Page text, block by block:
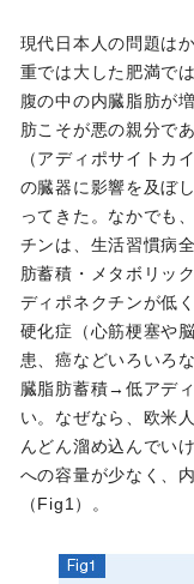
現代日本人の問題は
重では大した肥満で
腹の中の内臓脂肪が
肪こそが悪の親分で
（アディポサイトカ
の臓器に影響を及ぼ
ってきた。なかでも
チンは、生活習慣病
肪蓄積・メタボリッ
ディポネクチンが低
硬化症（心筋梗塞や
患、癌などいろいろ
臓脂肪蓄積→低アデ
い。なぜなら、欧米
んどん溜め込んでい
への容量が少なく、
（Fig1）。